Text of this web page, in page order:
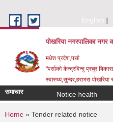
English
पोखरिया नगरपालिका नगर
मधेश प्रदेश,पर्सा
"पर्साको केन्द्रविन्दु प्रचुर
स्वास्थ्य,सुन्दर,हराभरा पोखरिया
समाचार Notice health
You are here
Home » Tender related notice